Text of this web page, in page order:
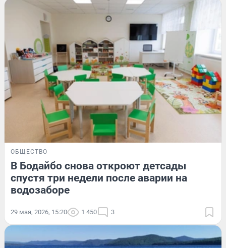
ОБЩЕСТВО
В Бодайбо снова откроют детсады
спустя три недели после аварии на
водозаборе
29 мая, 2026, 15:20 1 450 3